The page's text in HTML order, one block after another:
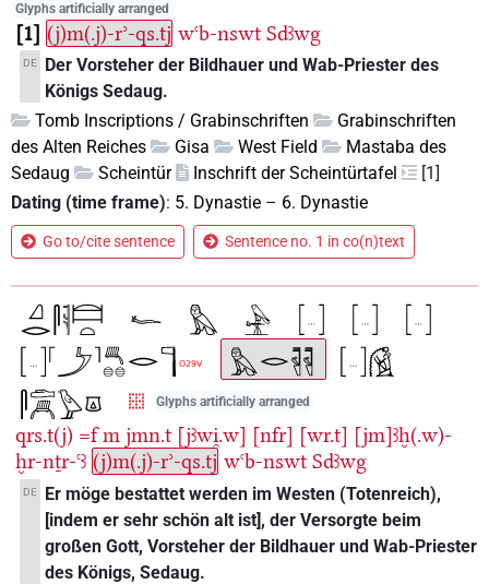
Glyphs artificially arranged
1 (j)m(.j)-rʾ-qs.tj wꜥb-nswt Sdꜣwg
DE
Der Vorsteher der Bildhauer und Wab-Priester des
Königs Sedaug.
Tomb Inscriptions / Grabinschriften
Grabinschriften
des Alten Reiches
Gisa West Field
Mastaba des
Sedaug
Scheintür Inschrift der Scheintürtafel
[1]
Dating (time frame): 5. Dynastie – 6. Dynastie
Go to/cite sentence Sentence no. 1 in co(n)text
Glyphs artificially arranged
qrs.t(j) =f m jmn.t [jꜣwi̯.w] [nfr] [wr.t] [jm]ꜣḫ(.w)-
ḫr-nṯr-ꜥꜣ (j)m(.j)-rʾ-qs.tj wꜥb-nswt Sdꜣwg
DE
Er möge bestattet werden im Westen (Totenreich),
[indem er sehr schön alt ist], der Versorgte beim
großen Gott, Vorsteher der Bildhauer und Wab-Priester
des Königs, Sedaug.